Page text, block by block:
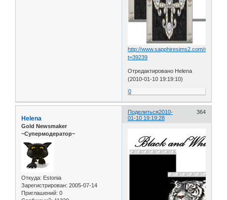
http://www.sapphiresims2.com/
t=39239
Отредактировано Helena
(2010-01-10 19:19:10)
0
Поделиться 364
2010-
01-10 19:19:28
Helena
Gold Newsmaker
~Супермодератор~
Откуда: Estonia
Зарегистрирован: 2005-07-14
Приглашений: 0